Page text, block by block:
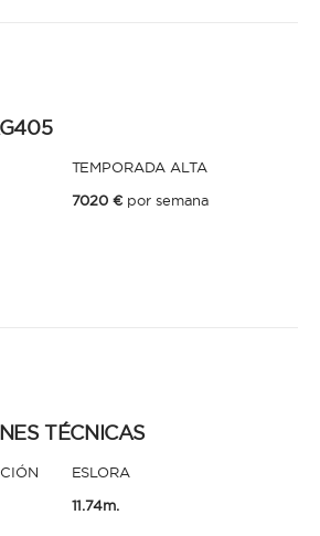
TEMPORADA ALTA
7020 € por semana
TÉCNICAS
ESLORA
11.74m.
los Términos y condiciones de uso